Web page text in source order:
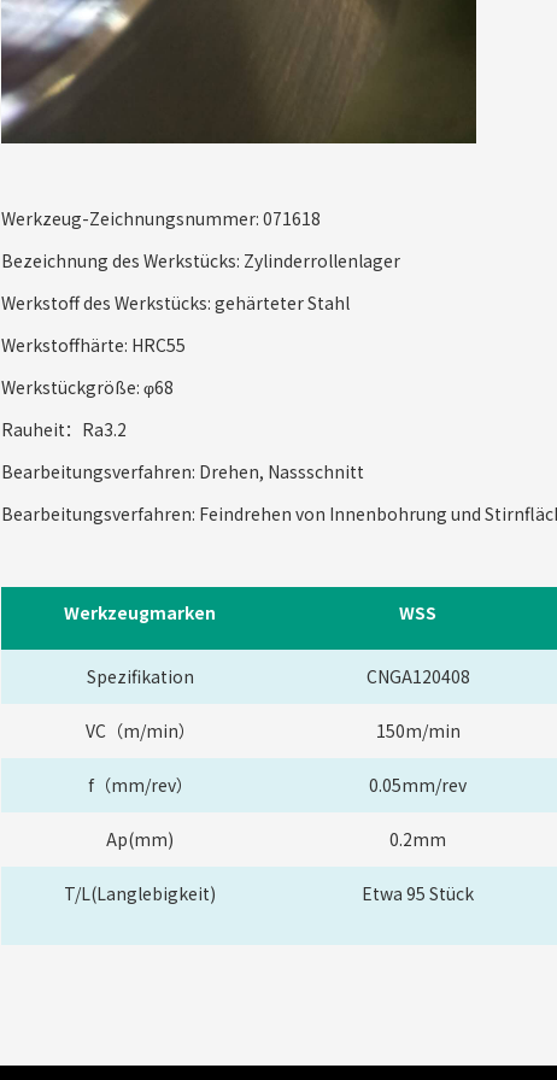
Werkzeug-Zeichnungsnummer: 071618
Bezeichnung des Werkstücks: Zylinderrollenlager
Werkstoff des Werkstücks: gehärteter Stahl
Werkstoffhärte: HRC55
Werkstückgröße: φ68
Rauheit：Ra3.2
Bearbeitungsverfahren: Drehen, Nassschnitt
Bearbeitungsverfahren: Feindrehen von Innenbohrung und
Werkzeugmarken WSS
Spezifikation CNGA120408
VC（m/min） 150m/min
f（mm/rev） 0.05mm/rev
Ap(mm) 0.2mm
T/L(Langlebigkeit) Etwa 95 Stück